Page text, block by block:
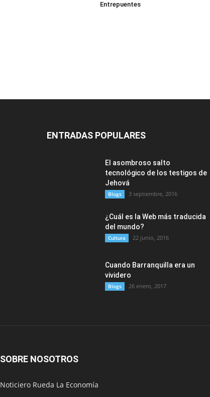
Entrepuentes
ENTRADAS POPULARES
El asombroso salto
tecnológico de los testigos de
Jehová
Blogs 3 septiembre, 2016
¿Cuál es la Web más traducida
del mundo?
Cultura 22 junio, 2016
Cuando Barranquilla era un
vividero
Blogs 26 enero, 2017
SOBRE NOSOTROS
Noticiero Rueda La Economía